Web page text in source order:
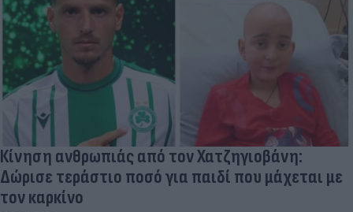
Κίνηση ανθρωπιάς από τον Χατζηγιοβάνη:
Δώρισε τεράστιο ποσό για παιδί που μάχεται με
τον καρκίνο